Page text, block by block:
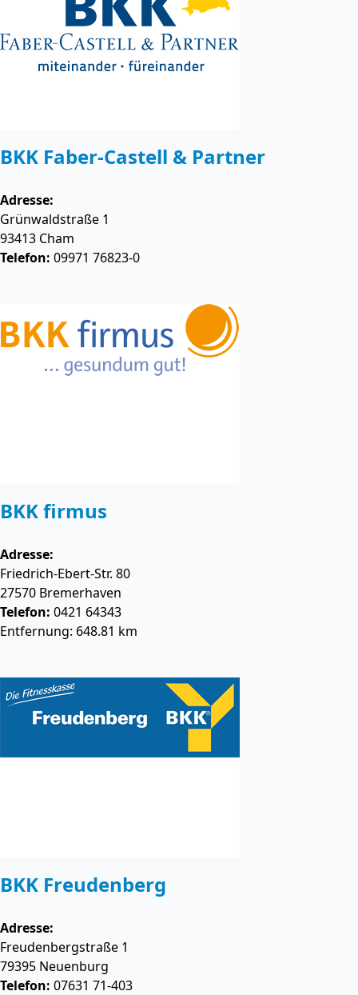
BKK Faber-Castell & Partner
Adresse:
Grünwaldstraße 1
93413 Cham
Telefon: 09971 76823-0
BKK firmus
Adresse:
Friedrich-Ebert-Str. 80
27570 Bremerhaven
Telefon: 0421 64343
Entfernung: 648.81 km
BKK Freudenberg
Adresse:
Freudenbergstraße 1
79395 Neuenburg
Telefon: 07631 71-403